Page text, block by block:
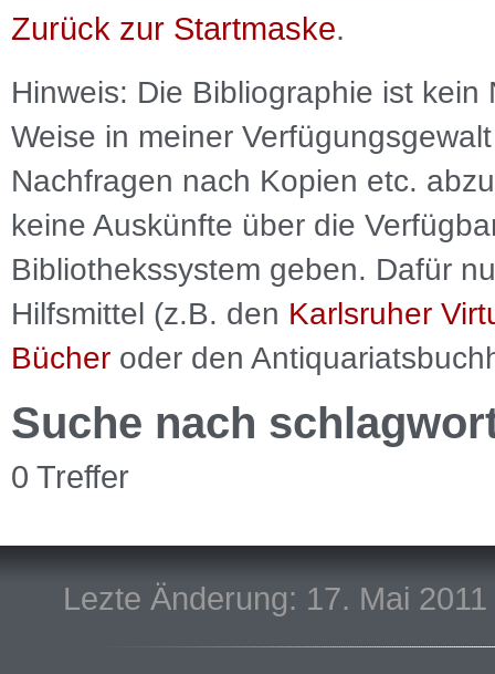
Zurück zur Startmaske.
Hinweis: Die Bibliographie ist kein
Weise in meiner
Nachfragen nach Kopien etc.
keine Auskünfte über die
Bibliothekssystem geben. Dafür
Hilfsmittel (z.B. den Karlsruher
Bücher oder den
Suche nach
0 Treffer
Lezte Änderung: 17. Mai